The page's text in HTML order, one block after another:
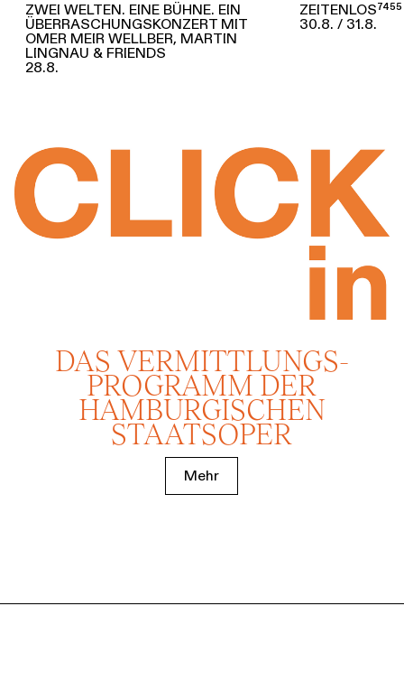
ZWEI WELTEN. EINE BÜHNE. EIN
ÜBERRASCHUNGSKONZERT MIT
OMER MEIR WELLBER, MARTIN
LINGNAU & FRIENDS
28.8.
ZEITENLOS⁷⁴⁵⁵
30.8.
31.8.
DAS VERMITTLUNGS­
PROGRAMM DER
HAMBURGISCHEN
STAATSOPER
Mehr